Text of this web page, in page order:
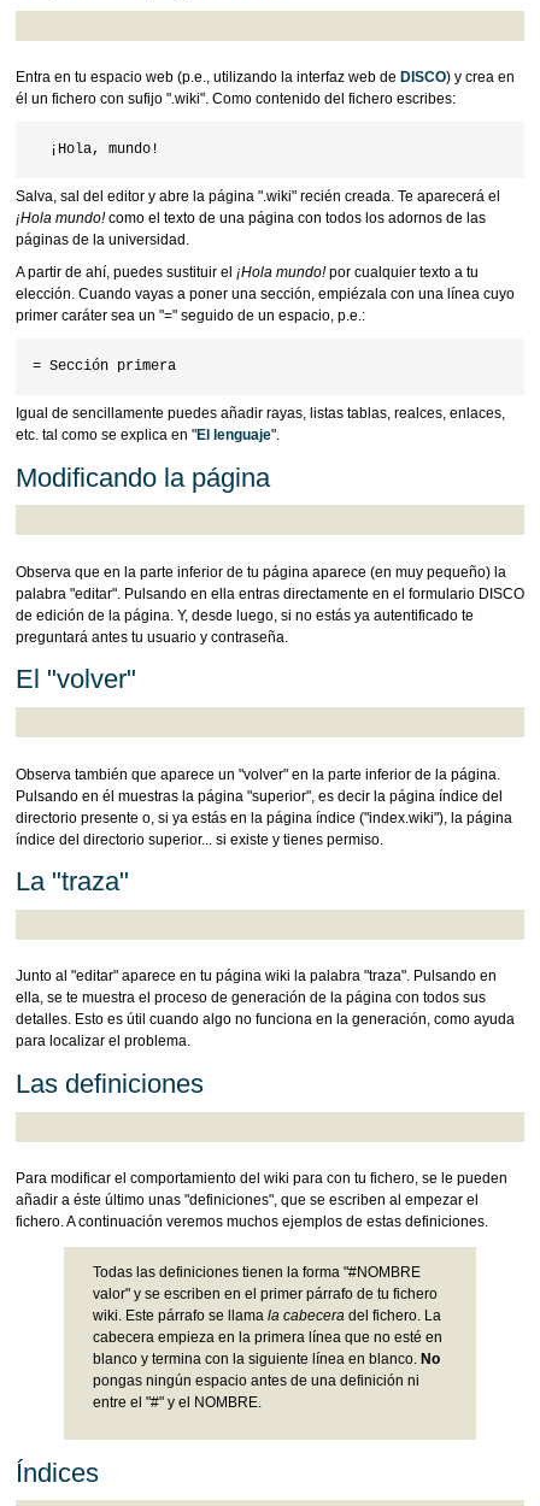
Entra en tu espacio web (p.e., utilizando la interfaz web de DISCO) y crea en
él un fichero con sufijo ".wiki". Como contenido del fichero escribes:
Salva, sal del editor y abre la página ".wiki" recién creada. Te aparecerá el
¡Hola mundo!como el texto de una página con todos los adornos de las
páginas de la universidad.
A partir de ahí, puedes sustituir el ¡Hola mundo!por cualquier texto a tu
elección. Cuando vayas a poner una sección, empiézala con una línea cuyo
primer caráter sea un "=" seguido de un espacio, p.e.:
Igual de sencillamente puedes añadir rayas, listas tablas, realces, enlaces,
etc. tal como se explica en "El lenguaje".
Modificando la página
Observa que en la parte inferior de tu página aparece (en muy pequeño) la
palabra "editar". Pulsando en ella entras directamente en el formulario DISCO
de edición de la página. Y, desde luego, si no estás ya autentificado te
preguntará antes tu usuario y contraseña.
El "volver"
Observa también que aparece un "volver" en la parte inferior de la página.
Pulsando en él muestras la página "superior", es decir la página índice del
directorio presente o, si ya estás en la página índice ("index.wiki"), la página
índice del directorio superior... si existe y tienes permiso.
La "traza"
Junto al "editar" aparece en tu página wiki la palabra "traza". Pulsando en
ella, se te muestra el proceso de generación de la página con todos sus
detalles. Esto es útil cuando algo no funciona en la generación, como ayuda
para localizar el problema.
Las definiciones
Para modificar el comportamiento del wiki para con tu fichero, se le pueden
añadir a éste último unas "definiciones", que se escriben al empezar el
fichero. A continuación veremos muchos ejemplos de estas definiciones.
Todas las definiciones tienen la forma "#NOMBRE
valor" y se escriben en el primer párrafo de tu fichero
wiki. Este párrafo se llama la cabeceradel fichero. La
cabecera empieza en la primera línea que no esté en
blanco y termina con la siguiente línea en blanco. No
pongas ningún espacio antes de una definición ni
entre el "#" y el NOMBRE.
Índices